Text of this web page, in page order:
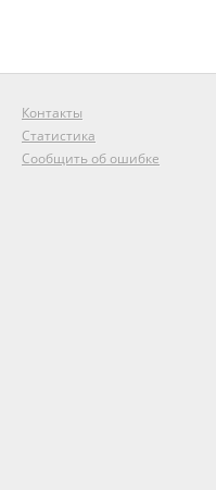
Контакты
Статистика
Сообщить об ошибке